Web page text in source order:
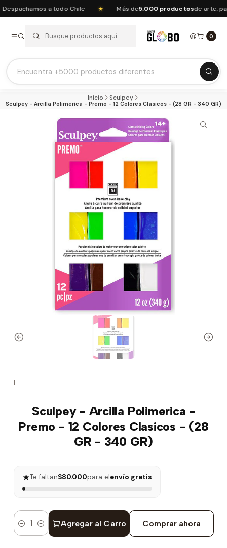
a todo Chile Más de 5.000 productosde arte,
0
Ofertas del mes
Recién Llegados
Agendas & Planners
Arte y Manualidades
Papeleria Escolar y Oficina
Juguetería
Nuestras Marcas
Inicio Sculpey
Sculpey - Arcilla Polimerica - Premo - 12 Colores Clasicos - (28 GR - 340 GR)
|
Sculpey - Arcilla Polimerica -
Premo - 12 Colores Clasicos - (28
GR - 340 GR)
★Te faltan$80.000para elenvío gratis
Cantidad Agregar al Carro Comprar ahora